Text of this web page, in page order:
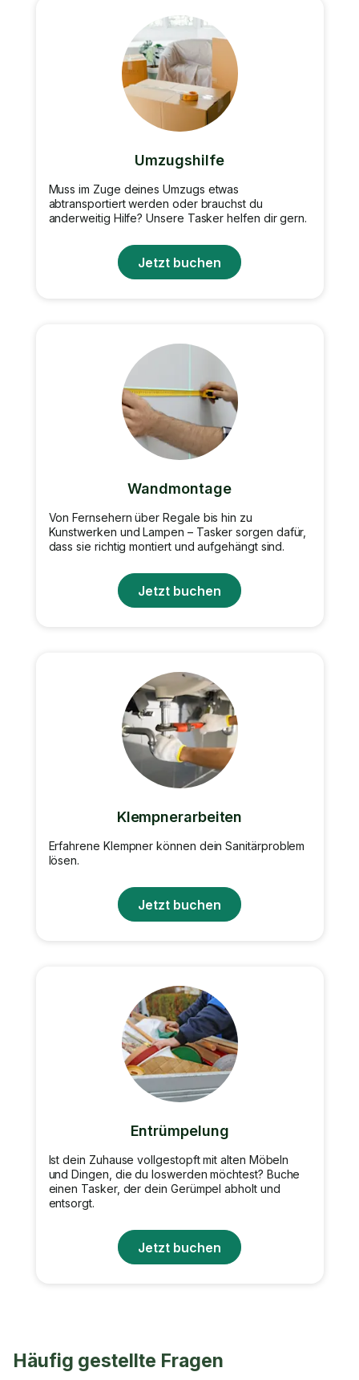
Umzugshilfe
Muss im Zuge deines Umzugs etwas
abtransportiert werden oder brauchst du
anderweitig Hilfe? Unsere Tasker helfen dir gern.
Jetzt buchen
Wandmontage
Von Fernsehern über Regale bis hin zu
Kunstwerken und Lampen – Tasker sorgen dafür,
dass sie richtig montiert und aufgehängt sind.
Jetzt buchen
Klempnerarbeiten
Erfahrene Klempner können dein Sanitärproblem
lösen.
Jetzt buchen
Entrümpelung
Ist dein Zuhause vollgestopft mit alten Möbeln
und Dingen, die du loswerden möchtest? Buche
einen Tasker, der dein Gerümpel abholt und
entsorgt.
Jetzt buchen
Häufig gestellte Fragen